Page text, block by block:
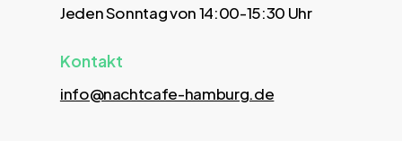
Jeden Sonntag von 14:00-15:30 Uhr
Kontakt
info@nachtcafe-hamburg.de